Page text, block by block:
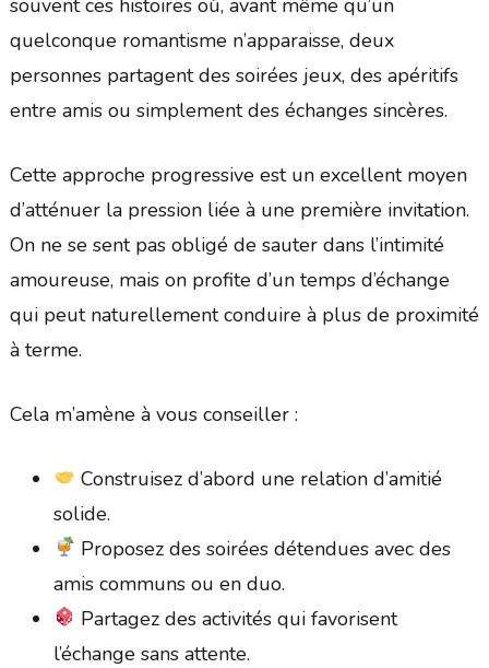
quelconque romantisme n’apparaisse, deux
personnes partagent des soirées jeux, des apéritifs
entre amis ou simplement des échanges sincères.
Cette approche progressive est un excellent moyen
d’atténuer la pression liée à une première invitation.
On ne se sent pas obligé de sauter dans l’intimité
amoureuse, mais on profite d’un temps d’échange
qui peut naturellement conduire à plus de proximité
à terme.
Cela m’amène à vous conseiller :
Construisez d’abord une relation d’amitié
solide.
Proposez des soirées détendues avec des
amis communs ou en duo.
Partagez des activités qui favorisent
l’échange sans attente.